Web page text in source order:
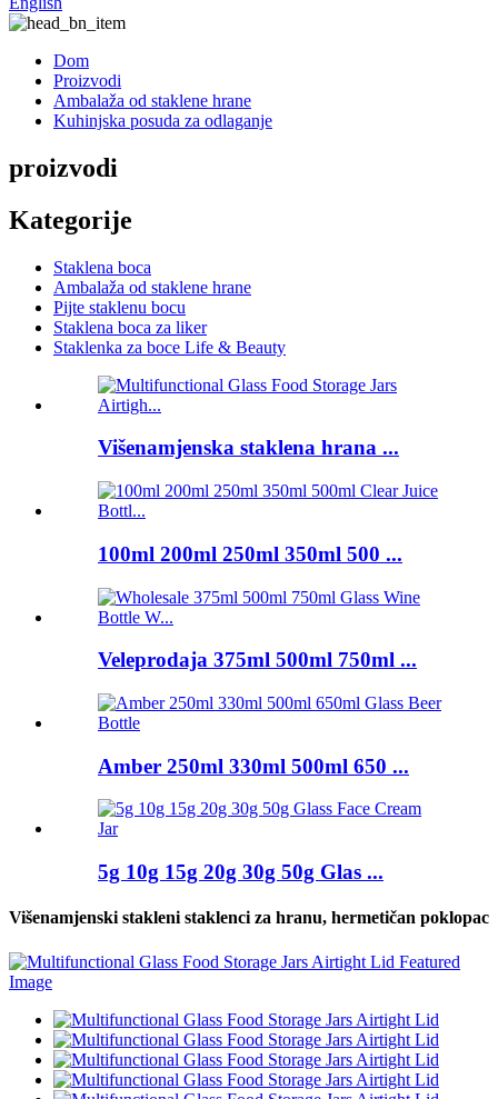
Dom
Proizvodi
Ambalaža od staklene hrane
Kuhinjska posuda za odlaganje
proizvodi
Kategorije
Staklena boca
Ambalaža od staklene hrane
Pijte staklenu bocu
Staklena boca za liker
Staklenka za boce Life & Beauty
Višenamjenska staklena hrana ...
100ml 200ml 250ml 350ml 500 ...
Veleprodaja 375ml 500ml 750ml ...
Amber 250ml 330ml 500ml 650 ...
5g 10g 15g 20g 30g 50g Glas ...
Višenamjenski stakleni staklenci za hranu, hermetičan poklopac